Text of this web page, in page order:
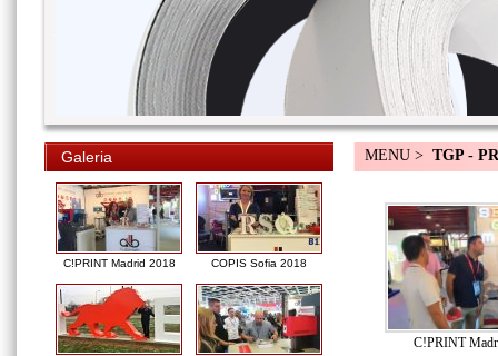
Galeria
C!PRINT Madrid 2018 COPIS Sofia 2018
MENU > TGP -
C!PRINT